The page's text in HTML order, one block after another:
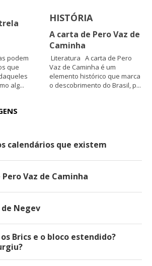
podem
que
alg...
HISTÓRIA
A carta de Pero Vaz de
Caminha
Literatura A carta de Pero
Vaz de Caminha é um
elemento histórico que marca
o descobrimento do Brasil, p...
calendários que existem
Vaz de Caminha
Negev
Brics e o bloco estendido?